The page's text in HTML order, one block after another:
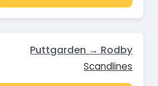
Puttgarden → Rodby
Scandlines